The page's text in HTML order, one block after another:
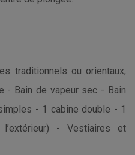
traditionnels ou orientaux,
- Bain de vapeur sec - Bain
- 1 cabine double - 1
- Vestiaires et